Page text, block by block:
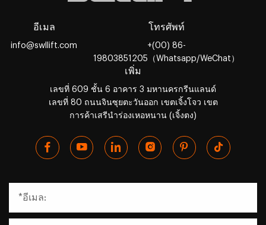
อีเมล
info@swllift.com
โทรศัพท์
+(00) 86-
19803851205（Whatsapp/WeChat）
เพิ่ม
เลขที่ 609 ชั้น 6 อาคาร 3 มหานครกรีนแลนด์
เลขที่ 80 ถนนจินซุยตะวันออก เขตเจิ้งโจว เขต
การค้าเสรีนำร่องเหอหนาน (เจิ้งตง)